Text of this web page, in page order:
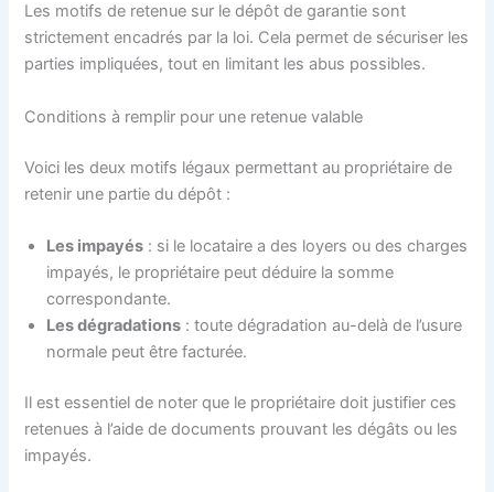
Les motifs de retenue sur le dépôt de garantie sont
strictement encadrés par la loi. Cela permet de sécuriser les
parties impliquées, tout en limitant les abus possibles.
Conditions à remplir pour une retenue valable
Voici les deux motifs légaux permettant au propriétaire de
retenir une partie du dépôt :
Les impayés : si le locataire a des loyers ou des charges
impayés, le propriétaire peut déduire la somme
correspondante.
Les dégradations : toute dégradation au-delà de l’usure
normale peut être facturée.
Il est essentiel de noter que le propriétaire doit justifier ces
retenues à l’aide de documents prouvant les dégâts ou les
impayés.